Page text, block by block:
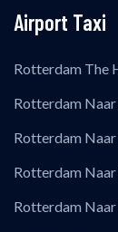
Airport Taxi
Rotterdam The
Rotterdam
Rotterdam
Rotterdam
Rotterdam